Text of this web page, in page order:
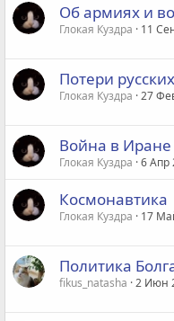
Об армиях и
Глокая Куздра 11
Потери
Глокая Куздра 27
Война в Иране
Глокая Куздра 6 Апр
Космонавтика
Глокая Куздра 17
Политика
fikus_natasha 2 Июн